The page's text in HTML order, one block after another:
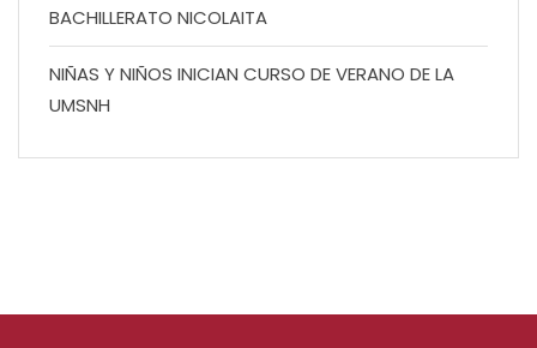
BACHILLERATO NICOLAITA
NIÑAS Y NIÑOS INICIAN CURSO DE VERANO DE LA
UMSNH